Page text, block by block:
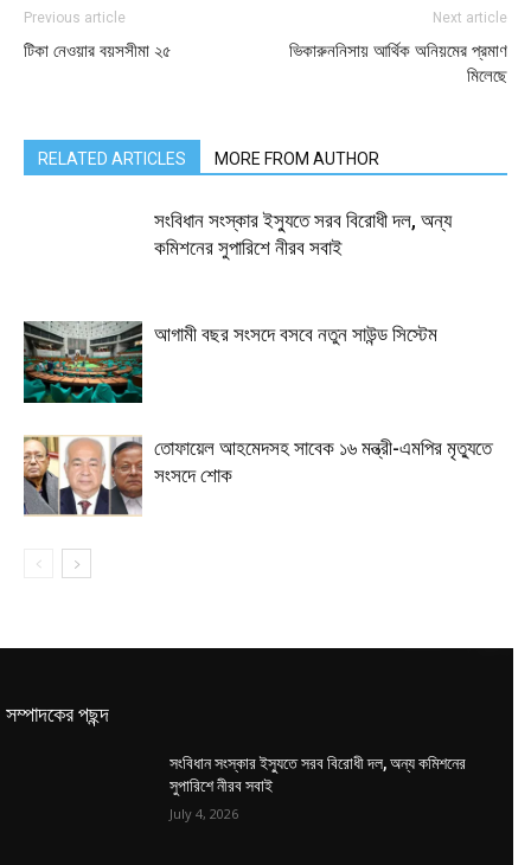
Previous article
টিকা নেওয়ার বয়সসীমা ২৫
Next article
ভিকারুননিসায় আর্থিক অনিয়মের প্রমাণ
মিলেছে
RELATED ARTICLES MORE FROM AUTHOR
সংবিধান সংস্কার ইস্যুতে সরব বিরোধী দল, অন্য
কমিশনের সুপারিশে নীরব সবাই
আগামী বছর সংসদে বসবে নতুন সাউন্ড সিস্টেম
তোফায়েল আহমেদসহ সাবেক ১৬ মন্ত্রী-এমপির মৃত্যুতে
সংসদে শোক
সম্পাদকের পছন্দ
সংবিধান সংস্কার ইস্যুতে সরব বিরোধী দল, অন্য কমিশনের
সুপারিশে নীরব সবাই
July 4, 2026